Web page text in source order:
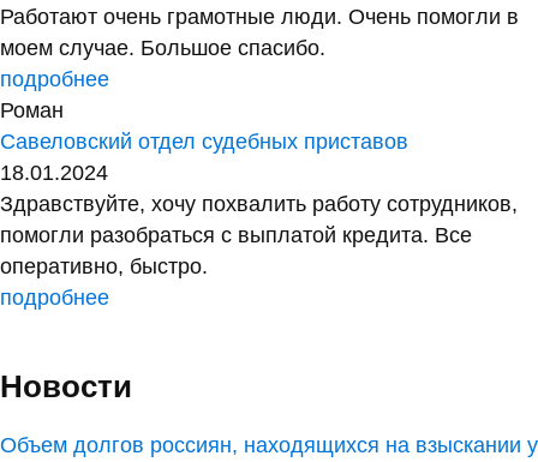
Работают очень грамотные люди. Очень помогли в
моем случае. Большое спасибо.
подробнее
Роман
Савеловский отдел судебных приставов
18.01.2024
Здравствуйте, хочу похвалить работу сотрудников,
помогли разобраться с выплатой кредита. Все
оперативно, быстро.
подробнее
Новости
Объем долгов россиян, находящихся на взыскании у